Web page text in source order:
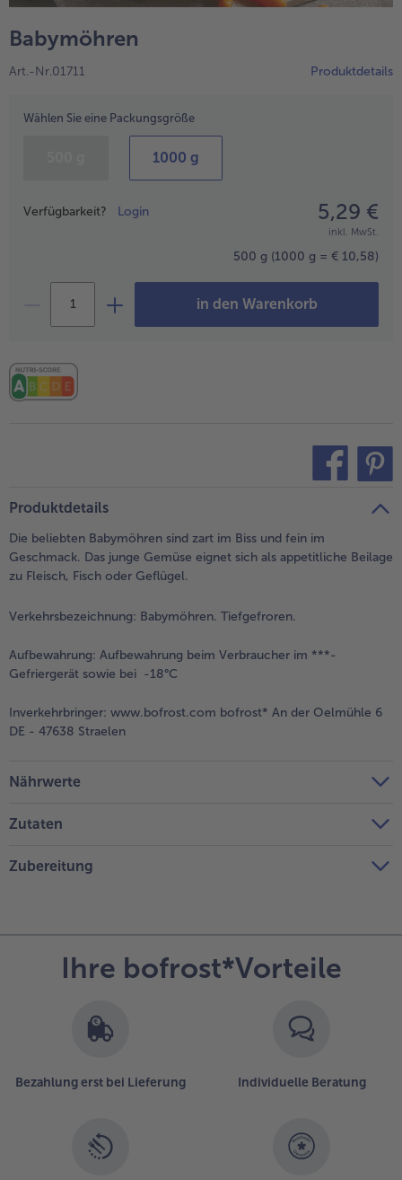
alle Küchenutensilien
alle bofrost*free
alle bofrost*plus.
Pflanzliche Alternativprodukte
alle Pflanzliche Alternativprodukte
Heißluftfritteuse
alle Heißluftfritteuse
Babymöhren
Art.-Nr.01711 Produktdetails
Wählen Sie eine Packungsgröße
1000 g
Preisangabe
Verfügbarkeit? Login 5,29 €
inkl. MwSt.
500 g (1000 g = € 10,58)
in den Warenkorb
Produktdetails
Die beliebten Babymöhren sind zart im Biss und fein im
Geschmack. Das junge Gemüse eignet sich als appetitliche Beilage
zu Fleisch, Fisch oder Geflügel.
Verkehrsbezeichnung: Babymöhren. Tiefgefroren.
Aufbewahrung: Aufbewahrung beim Verbraucher im ***-
Gefriergerät sowie bei -18°C
Inverkehrbringer: www.bofrost.com bofrost* An der Oelmühle 6
DE - 47638 Straelen
Nährwerte
Zutaten
Zubereitung
Ihre bofrost*Vorteile
Bezahlung erst bei Lieferung Individuelle Beratung